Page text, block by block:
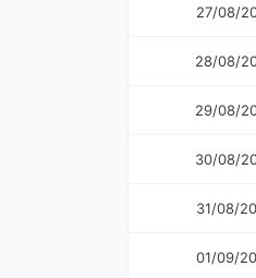
27/08/
28/08/
29/08/
30/08/
31/08/
01/09/